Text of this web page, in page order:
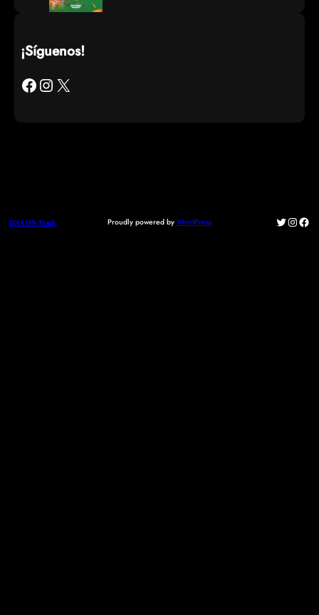
¡Síguenos!
Facebook Instagram X
DNA ON Track Proudly powered by WordPress Twitter